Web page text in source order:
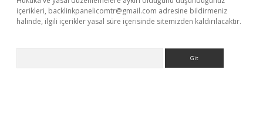
içerikleri, backlinkpanelicomtr@gmail.com adresine bildirmeniz
halinde, ilgili içerikler yasal süre içerisinde sitemizden kaldırılacaktır.